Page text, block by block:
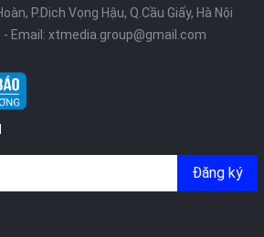
quét LiDAR và AR
năng mới chưa từng có ở trên bất kỳ
P.Dịch Vọng Hậu, Q.Cầu Giấy, Hà Nội
- Email: xtmedia.group@gmail.com
Đăng ký